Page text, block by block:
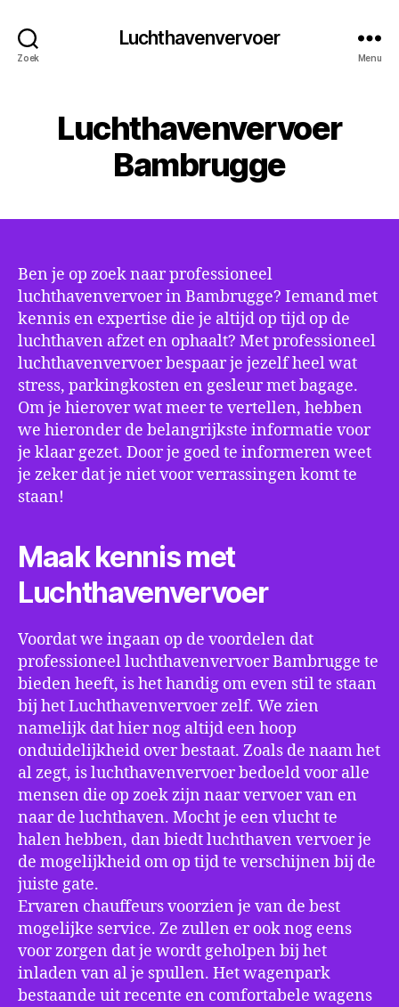
Zoek
Luchthavenvervoer
Menu
Luchthavenvervoer
Bambrugge
Ben je op zoek naar professioneel
luchthavenvervoer in Bambrugge? Iemand met
kennis en expertise die je altijd op tijd op de
luchthaven afzet en ophaalt? Met professioneel
luchthavenvervoer bespaar je jezelf heel wat
stress, parkingkosten en gesleur met bagage.
Om je hierover wat meer te vertellen, hebben
we hieronder de belangrijkste informatie voor
je klaar gezet. Door je goed te informeren weet
je zeker dat je niet voor verrassingen komt te
staan!
Maak kennis met
Luchthavenvervoer
Voordat we ingaan op de voordelen dat
professioneel luchthavenvervoer Bambrugge te
bieden heeft, is het handig om even stil te staan
bij het Luchthavenvervoer zelf. We zien
namelijk dat hier nog altijd een hoop
onduidelijkheid over bestaat. Zoals de naam het
al zegt, is luchthavenvervoer bedoeld voor alle
mensen die op zoek zijn naar vervoer van en
naar de luchthaven. Mocht je een vlucht te
halen hebben, dan biedt luchthaven vervoer je
de mogelijkheid om op tijd te verschijnen bij de
juiste gate.
Ervaren chauffeurs voorzien je van de best
mogelijke service. Ze zullen er ook nog eens
voor zorgen dat je wordt geholpen bij het
inladen van al je spullen. Het wagenpark
bestaande uit recente en comfortabele wagens